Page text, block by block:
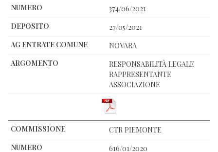
374/06/2021
27/05/2021
NOVARA
RESPONSABILITÀ LEGALE
RAPPRESENTANTE
ASSOCIAZIONE
CTR PIEMONTE
616/01/2020